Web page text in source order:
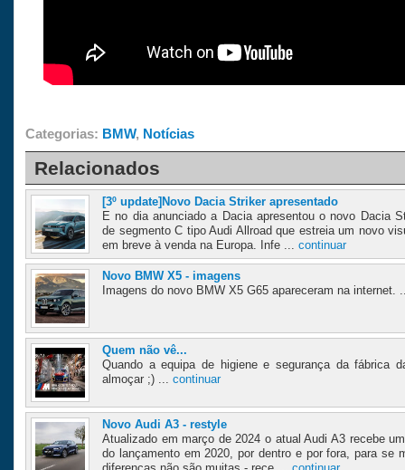
Categorias: BMW, Notícias
Relacionados
[3º update]Novo Dacia Striker apresentado
E no dia anunciado a Dacia apresentou o novo Dacia
de segmento C tipo Audi Allroad que estreia um novo
em breve à venda na Europa. Infe ... continuar
Novo BMW X5 - imagens
Imagens do novo BMW X5 G65 apareceram na internet.
Quem não vê...
Quando a equipa de higiene e segurança da fábrica
almoçar ;) ... continuar
Novo Audi A3 - restyle
Atualizado em março de 2024 o atual Audi A3 recebe
do lançamento em 2020, por dentro e por fora, para se